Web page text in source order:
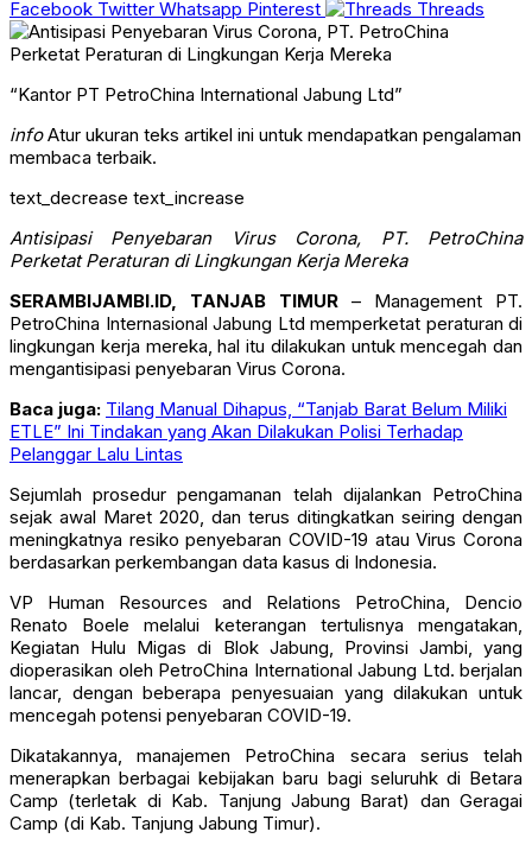
Facebook Twitter Whatsapp Pinterest Threads
“Kantor PT PetroChina International Jabung Ltd”
infoAtur ukuran teks artikel ini untuk mendapatkan pengalaman
membaca terbaik.
text_decrease text_increase
Antisipasi Penyebaran Virus Corona, PT. PetroChina
Perketat Peraturan di Lingkungan Kerja Mereka
SERAMBIJAMBI.ID, TANJAB TIMUR – Management PT.
PetroChina Internasional Jabung Ltd memperketat peraturan di
lingkungan kerja mereka, hal itu dilakukan untuk mencegah dan
mengantisipasi penyebaran Virus Corona.
Baca juga: Tilang Manual Dihapus, “Tanjab Barat Belum Miliki
ETLE” Ini Tindakan yang Akan Dilakukan Polisi Terhadap
Pelanggar Lalu Lintas
Sejumlah prosedur pengamanan telah dijalankan PetroChina
sejak awal Maret 2020, dan terus ditingkatkan seiring dengan
meningkatnya resiko penyebaran COVID-19 atau Virus Corona
berdasarkan perkembangan data kasus di Indonesia.
VP Human Resources and Relations PetroChina, Dencio
Renato Boele melalui keterangan tertulisnya mengatakan,
Kegiatan Hulu Migas di Blok Jabung, Provinsi Jambi, yang
dioperasikan oleh PetroChina International Jabung Ltd. berjalan
lancar, dengan beberapa penyesuaian yang dilakukan untuk
mencegah potensi penyebaran COVID-19.
Dikatakannya, manajemen PetroChina secara serius telah
menerapkan berbagai kebijakan baru bagi seluruhk di Betara
Camp (terletak di Kab. Tanjung Jabung Barat) dan Geragai
Camp (di Kab. Tanjung Jabung Timur).